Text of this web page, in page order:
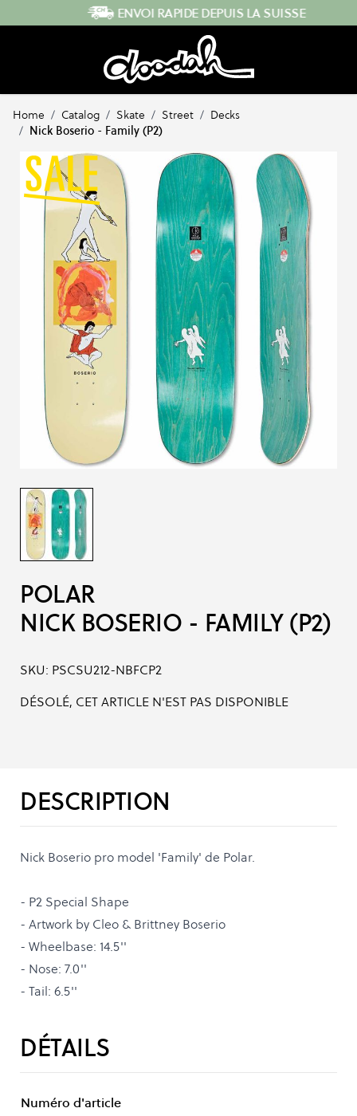
Skip to Content ENVOI RAPIDE DEPUIS LA SUISSE
Home / Catalog / Skate / Street / Decks
/ Nick Boserio - Family (P2)
POLAR
NICK BOSERIO - FAMILY (P2)
SKU: PSCSU212-NBFCP2
DÉSOLÉ, CET ARTICLE N'EST PAS DISPONIBLE
DESCRIPTION
Nick Boserio pro model 'Family' de Polar.
- P2 Special Shape
- Artwork by Cleo & Brittney Boserio
- Wheelbase: 14.5''
- Nose: 7.0''
- Tail: 6.5''
DÉTAILS
Numéro d'article